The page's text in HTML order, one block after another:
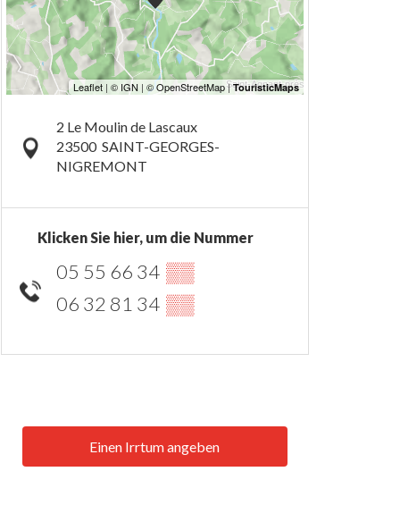
2 Le Moulin de Lascaux
23500 SAINT-GEORGES-
NIGREMONT
Klicken Sie hier, um die Nummer
05 55 66 34 ▒▒
06 32 81 34 ▒▒
Einen Irrtum angeben